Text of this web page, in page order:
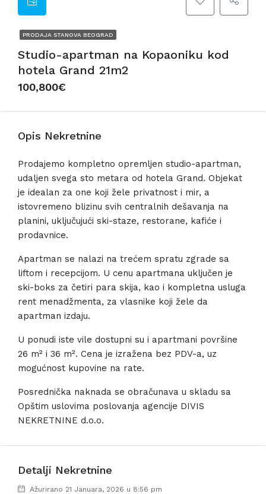
PRODAJA STANOVA BEOGRAD
Studio-apartman na Kopaoniku kod
hotela Grand 21m2
100,800€
Opis Nekretnine
Prodajemo kompletno opremljen studio-apartman,
udaljen svega sto metara od hotela Grand. Objekat
je idealan za one koji žele privatnost i mir, a
istovremeno blizinu svih centralnih dešavanja na
planini, uključujući ski-staze, restorane, kafiće i
prodavnice.
Apartman se nalazi na trećem spratu zgrade sa
liftom i recepcijom. U cenu apartmana uključen je
ski-boks za četiri para skija, kao i kompletna usluga
rent menadžmenta, za vlasnike koji žele da
apartman izdaju.
U ponudi iste vile dostupni su i apartmani površine
26 m² i 36 m². Cena je izražena bez PDV-a, uz
mogućnost kupovine na rate.
Posrednička naknada se obračunava u skladu sa
Opštim uslovima poslovanja agencije DIVIS
NEKRETNINE d.o.o.
Detalji Nekretnine
Ažurirano 21 Januara, 2026 u 8:56 pm